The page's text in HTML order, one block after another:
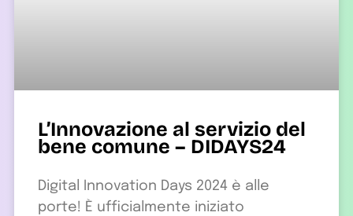
L’Innovazione al servizio del
bene comune – DIDAYS24
Digital Innovation Days 2024 è alle
porte! È ufficialmente iniziato